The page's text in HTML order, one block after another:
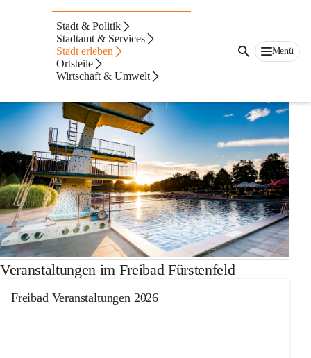
Stadt & Politik
Stadtamt & Services
Stadt erleben
Ortsteile
Wirtschaft & Umwelt
Menü
Das Freibad
Veranstaltungen im Freibad Fürstenfeld
Freibad Veranstaltungen 2026